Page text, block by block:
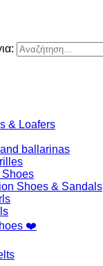
& Loafers
ballarinas
Shoes
Shoes & Sandals
❤️